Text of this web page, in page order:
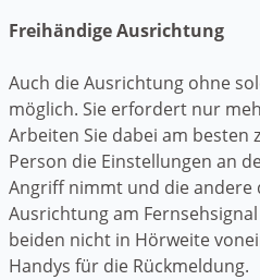
Freihändige Ausrichtung
Auch die Ausrichtung ohne
möglich. Sie erfordert nur
Arbeiten Sie dabei am besten
Person die Einstellungen an
Angriff nimmt und die andere
Ausrichtung am
beiden nicht in Hörweite
Handys für die Rückmeldung.